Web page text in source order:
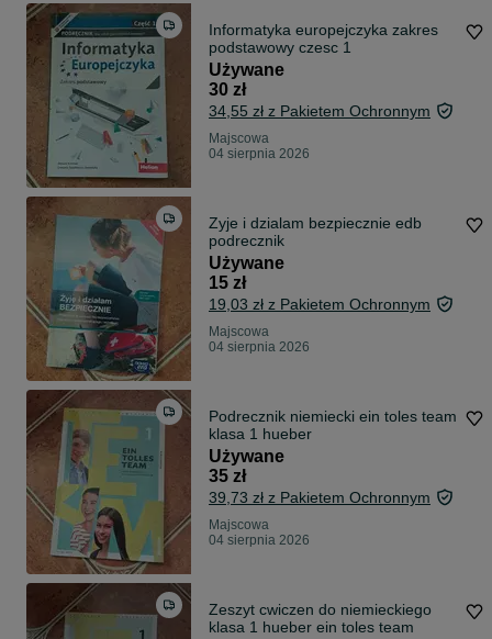
Informatyka europejczyka zakres
podstawowy czesc 1
Używane
30 zł
34,55 zł z Pakietem Ochronnym
Majscowa
04 sierpnia 2026
Zyje i dzialam bezpiecznie edb
podrecznik
Używane
15 zł
19,03 zł z Pakietem Ochronnym
Majscowa
04 sierpnia 2026
Podrecznik niemiecki ein toles team
klasa 1 hueber
Używane
35 zł
39,73 zł z Pakietem Ochronnym
Majscowa
04 sierpnia 2026
Zeszyt cwiczen do niemieckiego
klasa 1 hueber ein toles team